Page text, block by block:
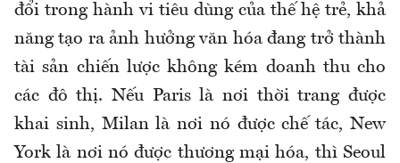
đổi trong hành vi tiêu dùng của thế hệ trẻ, khả
năng tạo ra ảnh hưởng văn hóa đang trở thành
tài sản chiến lược không kém doanh thu cho
các đô thị. Nếu Paris là nơi thời trang được
khai sinh, Milan là nơi nó được chế tác, New
York là nơi nó được thương mại hóa, thì Seoul